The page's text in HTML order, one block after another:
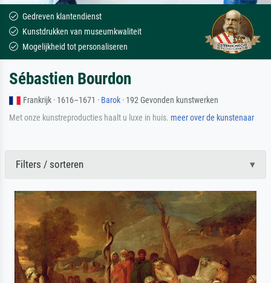
Gedreven klantendienst
Kunstdrukken van museumkwaliteit
Mogelijkheid tot personaliseren
Sébastien Bourdon
Frankrijk · 1616–1671 · Barok · 192 Gevonden kunstwerken
Met onze kunstreproducties haalt u luxe in huis. meer over de kunstenaar
Filters / sorteren